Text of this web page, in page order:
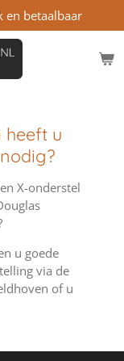
en betaalbaar
heeft u
X-onderstel
u goede
via de
of u